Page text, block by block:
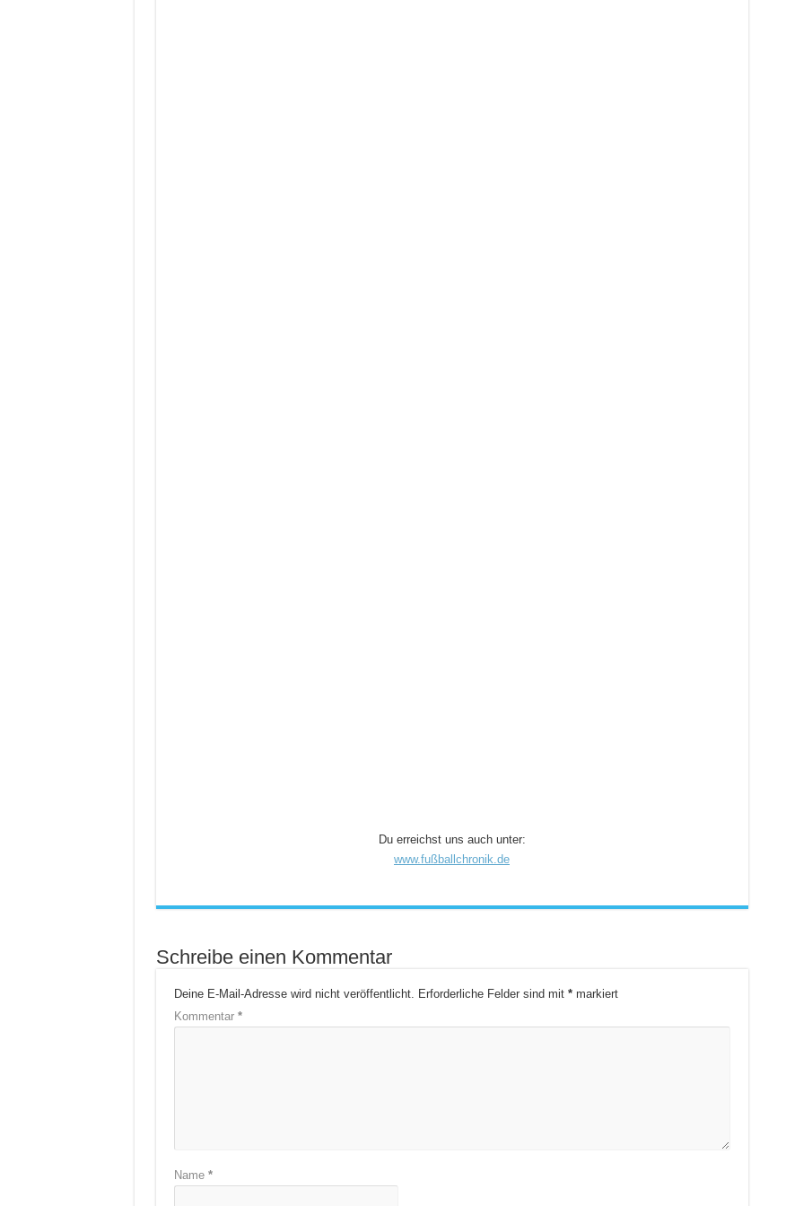
Du erreichst uns auch unter:
www.fußballchronik.de
Schreibe einen Kommentar
Deine E-Mail-Adresse wird nicht veröffentlicht. Erforderliche Felder sind mit *markiert
Kommentar *
Name *